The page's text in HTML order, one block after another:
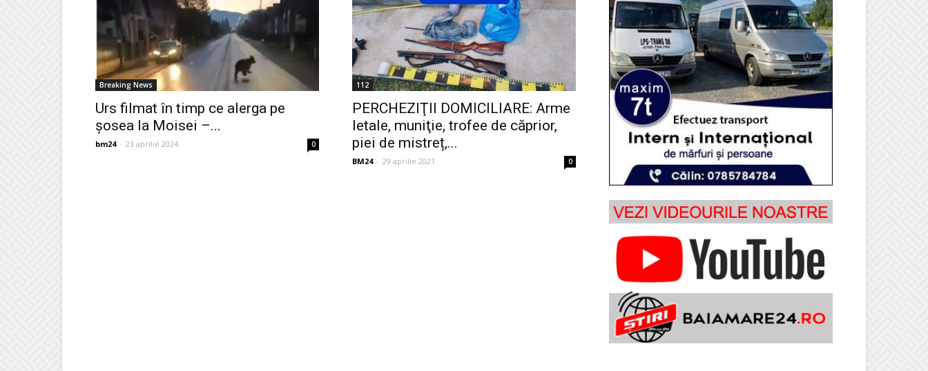
Breaking News
Urs filmat în timp ce alerga pe
şosea la Moisei –...
bm24 - 23 aprilie 2024 0
112
PERCHEZIŢII DOMICILIARE: Arme
letale, muniţie, trofee de căprior,
piei de mistreț,...
BM24 - 29 aprilie 2021 0